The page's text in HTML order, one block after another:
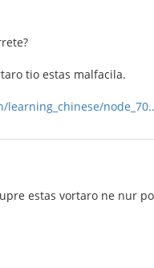
tio estas malfacila.
estas vortaro ne nur